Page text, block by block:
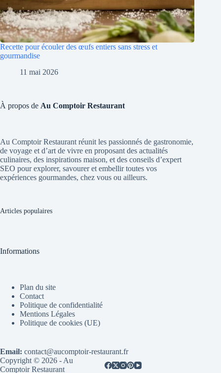
Recette pour écouler des œufs entiers sans stress et
gourmandise
11 mai 2026
À propos de Au Comptoir Restaurant
Au Comptoir Restaurant réunit les passionnés de gastronomie,
de voyage et d’art de vivre en proposant des actualités
culinaires, des inspirations maison, et des conseils d’expert
SEO pour explorer, savourer et embellir toutes vos
expériences gourmandes, chez vous ou ailleurs.
Articles populaires
Informations
Plan du site
Contact
Politique de confidentialité
Mentions Légales
Politique de cookies (UE)
Email: contact@aucomptoir-restaurant.fr
Copyright © 2026 - Au
Comptoir Restaurant